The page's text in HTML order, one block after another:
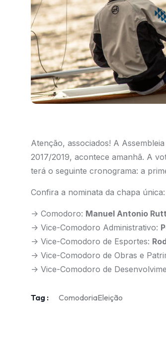
Atenção, associados! A
2017/2019, acontece amanhã. A
terá o seguinte cronograma: a
Confira a nominata da chapa única:
-> Comodoro: Manuel Antonio
-> Vice-Comodoro Administrativo:
-> Vice-Comodoro de Esportes:
-> Vice-Comodoro de Obras e
-> Vice-Comodoro de
Tag : ComodoriaEleição